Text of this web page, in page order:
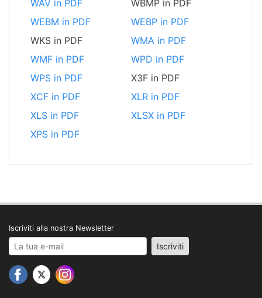
WAV in PDF
WBMP in PDF
WEBM in PDF
WEBP in PDF
WKS in PDF
WMA in PDF
WMF in PDF
WPD in PDF
WPS in PDF
X3F in PDF
XCF in PDF
XLR in PDF
XLS in PDF
XLSX in PDF
XPS in PDF
Iscriviti alla nostra Newsletter
Your email address Iscriviti